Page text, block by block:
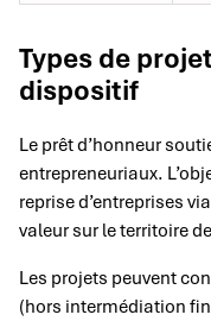
Types de
dispositif
Le prêt d’honneur
entrepreneuriaux.
reprise d’entreprises
valeur sur le territoire
Les projets peuvent
(hors intermédiation